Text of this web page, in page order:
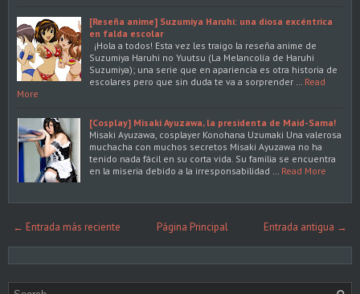
[Reseña anime] Suzumiya Haruhi: una diosa excéntrica
en falda escolar
¡Hola a todos! Esta vez les traigo la reseña anime de
Suzumiya Haruhi no Yuutsu (La Melancolía de Haruhi
Suzumiya); una serie que en apariencia es otra historia de
escolares pero que sin duda te va a sorprender … Read
More
[Cosplay] Misaki Ayuzawa, la presidenta de Maid-Sama!
Misaki Ayuzawa, cosplayer Konohana Uzumaki Una valerosa
muchacha con muchos secretos Misaki Ayuzawa no ha
tenido nada fácil en su corta vida. Su familia se encuentra
en la miseria debido a la irresponsabilidad … Read More
← Entrada más reciente Entrada antigua →
Página Principal